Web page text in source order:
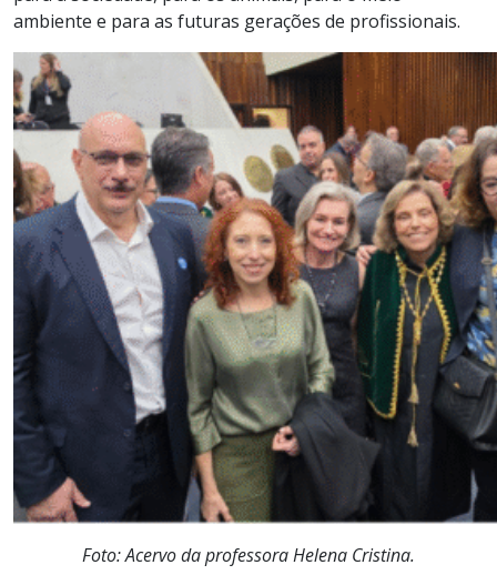
ambiente e para as futuras gerações de profissionais.
Foto: Acervo da professoraHelena Cristina.